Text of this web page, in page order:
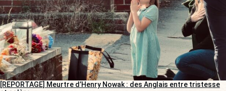
[REPORTAGE] Meurtre d’Henry Nowak : des Anglais entre tristesse